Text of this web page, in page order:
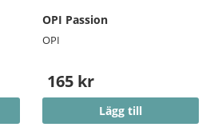
OPI Passion
OPI
165 kr
Lägg till